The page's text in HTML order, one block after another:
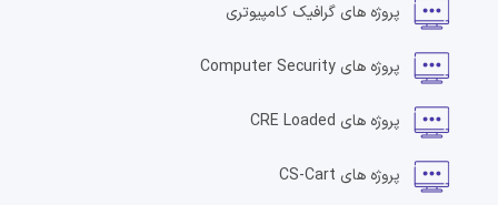
پروژه های گرافیک کامپیوتری
پروژه های Computer Security
پروژه های CRE Loaded
پروژه های CS-Cart